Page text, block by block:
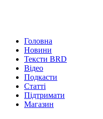
Головна
Новини
Тексти BRD
Відео
Подкасти
Статті
Підтримати
Магазин